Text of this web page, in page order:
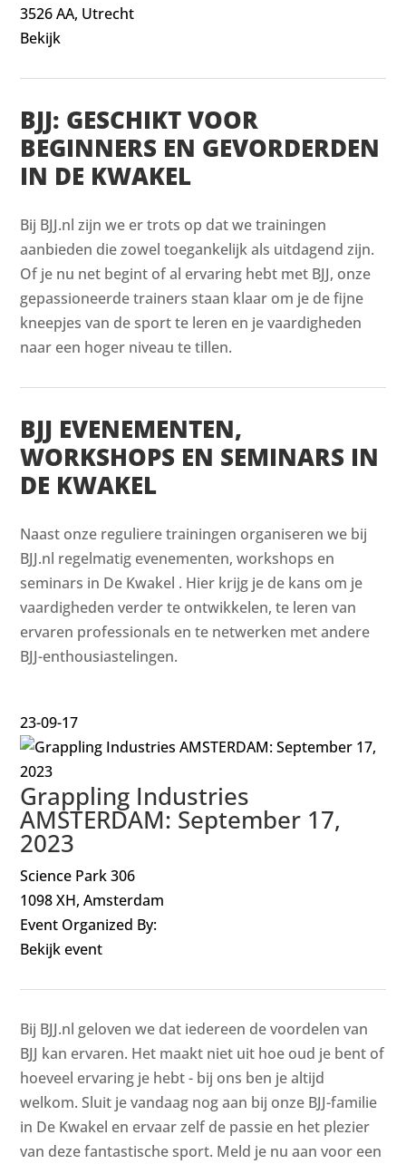
3526 AA, Utrecht
Bekijk
BJJ: GESCHIKT VOOR
BEGINNERS EN GEVORDERDEN
IN DE KWAKEL
Bij BJJ.nl zijn we er trots op dat we trainingen
aanbieden die zowel toegankelijk als uitdagend zijn.
Of je nu net begint of al ervaring hebt met BJJ, onze
gepassioneerde trainers staan klaar om je de fijne
kneepjes van de sport te leren en je vaardigheden
naar een hoger niveau te tillen.
BJJ EVENEMENTEN,
WORKSHOPS EN SEMINARS IN
DE KWAKEL
Naast onze reguliere trainingen organiseren we bij
BJJ.nl regelmatig evenementen, workshops en
seminars in De Kwakel . Hier krijg je de kans om je
vaardigheden verder te ontwikkelen, te leren van
ervaren professionals en te netwerken met andere
BJJ-enthousiastelingen.
23-09-17
Grappling Industries
AMSTERDAM: September 17,
2023
Science Park 306
1098 XH, Amsterdam
Event Organized By:
Bekijk event
Bij BJJ.nl geloven we dat iedereen de voordelen van
BJJ kan ervaren. Het maakt niet uit hoe oud je bent of
hoeveel ervaring je hebt - bij ons ben je altijd
welkom. Sluit je vandaag nog aan bij onze BJJ-familie
in De Kwakel en ervaar zelf de passie en het plezier
van deze fantastische sport. Meld je nu aan voor een